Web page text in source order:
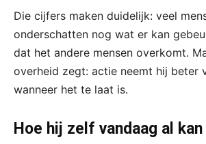
Die cijfers maken duidelijk: veel
onderschatten nog wat er kan
dat het andere mensen overkomt.
overheid zegt: actie neemt hij beter
wanneer het te laat is.
Hoe hij zelf vandaag al